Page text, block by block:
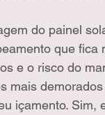
do painel
que fica
e o risco do
mais
içamento. Sim,